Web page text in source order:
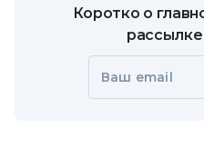
Коротко о
Ваш email